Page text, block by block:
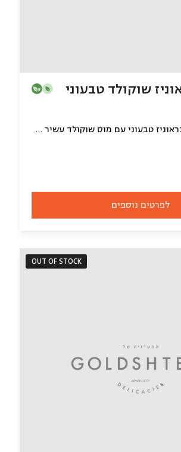
שוקולד טבעוני
עוגת פס תחתית בראוניז טבעוני עם מוס שוקולד עשיר טבעוני (פרווה)
לפרטים נוספים
OUT OF STOCK